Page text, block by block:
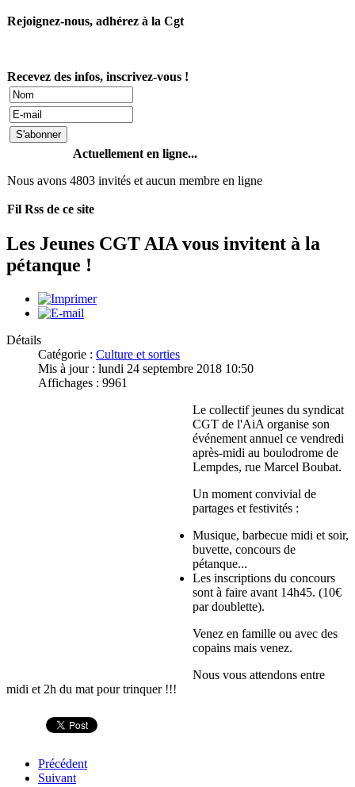
Rejoignez-nous, adhérez à la Cgt
Recevez des infos, inscrivez-vous !
Actuellement en ligne...
Nous avons 4803 invités et aucun membre en ligne
Fil Rss de ce site
Les Jeunes CGT AIA vous invitent à la
pétanque !
Détails
Catégorie : Culture et sorties
Mis à jour : lundi 24 septembre 2018 10:50
Affichages : 9961
Le collectif jeunes du syndicat
CGT de l'AiA organise son
événement annuel ce vendredi
après-midi au boulodrome de
Lempdes, rue Marcel Boubat.
Un moment convivial de
partages et festivités :
Musique, barbecue midi et soir,
buvette, concours de
pétanque...
Les inscriptions du concours
sont à faire avant 14h45. (10€
par doublette).
Venez en famille ou avec des
copains mais venez.
Nous vous attendons entre
midi et 2h du mat pour trinquer !!!
Précédent
Suivant